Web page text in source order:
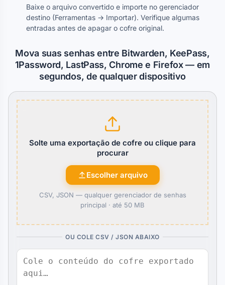
Baixe o arquivo convertido e importe no gerenciador
destino (Ferramentas → Importar). Verifique algumas
entradas antes de apagar o cofre original.
Mova suas senhas entre Bitwarden, KeePass,
1Password, LastPass, Chrome e Firefox — em
segundos, de qualquer dispositivo
Solte uma exportação de cofre ou clique para
procurar
Escolher arquivo
CSV, JSON — qualquer gerenciador de senhas
principal · até 50 MB
OU COLE CSV / JSON ABAIXO